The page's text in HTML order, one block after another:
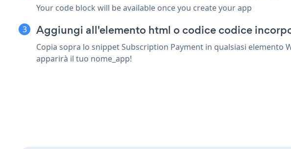
Your code block will be available once you create your app
Aggiungi all'elemento html o codice codice
Copia sopra lo snippet Subscription Payment in qualsiasi elemento
apparirà il tuo nome_app!